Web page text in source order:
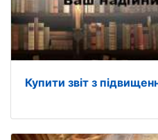
Купити звіт з